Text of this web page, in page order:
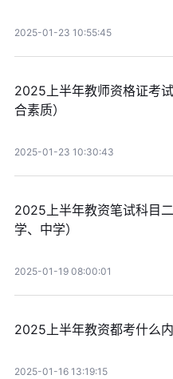
2025-01-23 10:55:45
2025上半年教师资格证考
合素质）
2025-01-23 10:30:43
2025上半年教资笔试科目
学、中学）
2025-01-19 08:00:01
2025上半年教资都考什么
2025-01-16 13:19:15